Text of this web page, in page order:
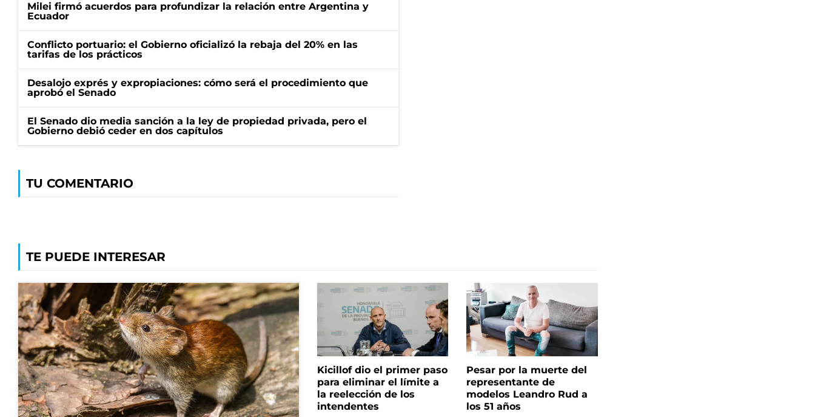
Milei firmó acuerdos para profundizar la relación entre Argentina y
Ecuador
Conflicto portuario: el Gobierno oficializó la rebaja del 20% en las
tarifas de los prácticos
Desalojo exprés y expropiaciones: cómo será el procedimiento que
aprobó el Senado
El Senado dio media sanción a la ley de propiedad privada, pero el
Gobierno debió ceder en dos capítulos
TU COMENTARIO
TE PUEDE INTERESAR
Kicillof dio el primer paso
para eliminar el límite a
la reelección de los
intendentes
Pesar por la muerte del
representante de
modelos Leandro Rud a
los 51 años